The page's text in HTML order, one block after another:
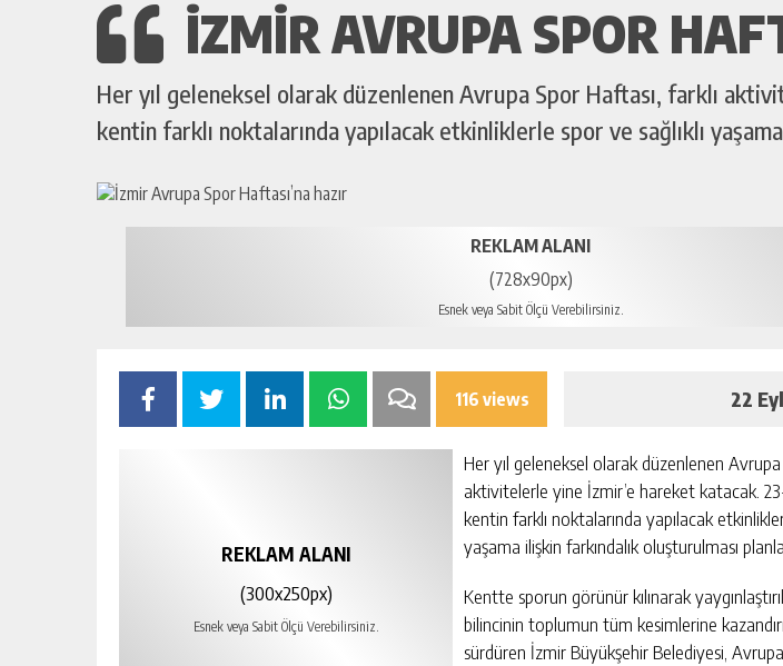
İZMIR AVRUPA SPOR
Her yıl geleneksel olarak düzenlenen Avrupa Spor Haftası, farklı
kentin farklı noktalarında yapılacak etkinliklerle spor ve sağlıklı
REKLAM ALANI
(728x90px)
Esnek veya Sabit Ölçü Verebilirsiniz.
116 views 22
REKLAM ALANI
(300x250px)
Esnek veya Sabit Ölçü Verebilirsiniz.
Her yıl geleneksel olarak düzenlenen Avrupa
aktivitelerle yine İzmir’e hareket katacak.
kentin farklı noktalarında yapılacak
yaşama ilişkin farkındalık oluşturulması
Kentte sporun görünür kılınarak
bilincinin toplumun tüm kesimlerine
sürdüren İzmir Büyükşehir Belediyesi,